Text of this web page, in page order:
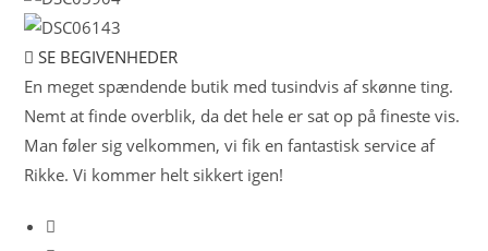
SE BEGIVENHEDER
En meget spændende butik med tusindvis af skønne ting.
Nemt at finde overblik, da det hele er sat op på fineste vis.
Man føler sig velkommen, vi fik en fantastisk service af
Rikke. Vi kommer helt sikkert igen!